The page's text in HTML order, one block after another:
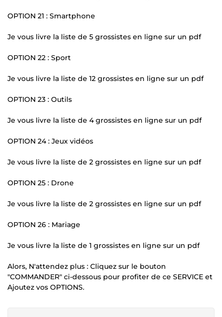
OPTION 21 : Smartphone
Je vous livre la liste de 5 grossistes en ligne sur un pdf
OPTION 22 : Sport
Je vous livre la liste de 12 grossistes en ligne sur un pdf
OPTION 23 : Outils
Je vous livre la liste de 4 grossistes en ligne sur un pdf
OPTION 24 : Jeux vidéos
Je vous livre la liste de 2 grossistes en ligne sur un pdf
OPTION 25 : Drone
Je vous livre la liste de 2 grossistes en ligne sur un pdf
OPTION 26 : Mariage
Je vous livre la liste de 1 grossistes en ligne sur un pdf
Alors, N'attendez plus : Cliquez sur le bouton
"COMMANDER" ci-dessous pour profiter de ce SERVICE et
Ajoutez vos OPTIONS.